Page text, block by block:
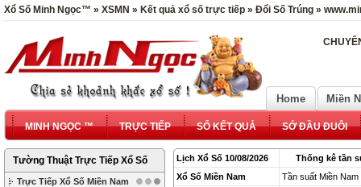
Xổ Số Minh Ngọc™ » XSMN » Kết quả xổ số trực tiếp » Đổi Số Trúng »
Home Miền
MINH NGỌC ™ TRỰC TIẾP SỔ KẾT QUẢ SỚ ĐẦU ĐUÔI
Tường Thuật Trực Tiếp Xổ Số
Trực Tiếp Xổ Số Miền Nam
Lịch Xổ Số 10/08/2026
Thống kê tần
Xổ Số Miền Nam
Tần suất Miền Nam